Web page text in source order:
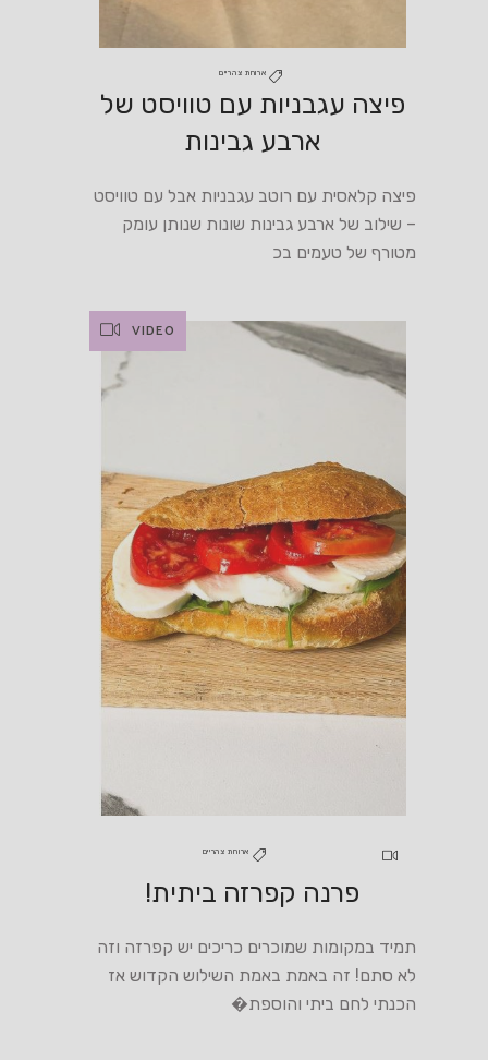
ארוחת צהריים
פיצה עגבניות עם טוויסט של
ארבע גבינות
פיצה קלאסית עם רוטב עגבניות אבל עם טוויסט
– שילוב של ארבע גבינות שונות שנותן עומק
מטורף של טעמים בכ
VIDEO
ארוחת צהריים
פרנה קפרזה ביתית!
תמיד במקומות שמוכרים כריכים יש קפרזה וזה
לא סתם! זה באמת באמת השילוש הקדוש אז
הכנתי לחם ביתי והוספת�